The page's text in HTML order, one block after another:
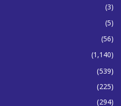
(3)
(5)
(56)
(1,140)
(539)
(225)
(294)